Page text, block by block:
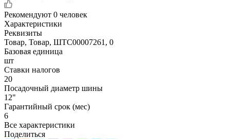
Рекомендуют 0 человек
Характеристики
Реквизиты
Товар, Товар, ШТС00007261, 0
Базовая единица
шт
Ставки налогов
20
Посадочный диаметр шины
12"
Гарантийный срок (мес)
6
Все характеристики
Поделиться